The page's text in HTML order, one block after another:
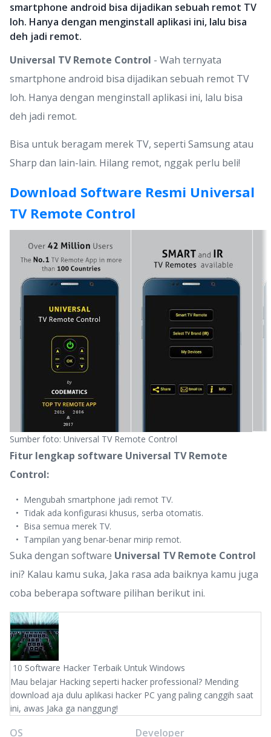
smartphone android bisa dijadikan sebuah remot TV
loh. Hanya dengan menginstall aplikasi ini, lalu bisa
deh jadi remot.
Universal TV Remote Control - Wah ternyata
smartphone android bisa dijadikan sebuah remot TV
loh. Hanya dengan menginstall aplikasi ini, lalu bisa
deh jadi remot.
Bisa untuk beragam merek TV, seperti Samsung atau
Sharp dan lain-lain. Hilang remot, nggak perlu beli!
Download Software Resmi Universal
TV Remote Control
Sumber foto: Universal TV Remote Control
Fitur lengkap software Universal TV Remote
Control:
Mengubah smartphone jadi remot TV.
Tidak ada konfigurasi khusus, serba otomatis.
Bisa semua merek TV.
Tampilan yang benar-benar mirip remot.
Suka dengan software Universal TV Remote Control
ini? Kalau kamu suka, Jaka rasa ada baiknya kamu juga
coba beberapa software pilihan berikut ini.
10 Software Hacker Terbaik Untuk Windows
Mau belajar Hacking seperti hacker professional? Mending
download aja dulu aplikasi hacker PC yang paling canggih saat
ini, awas Jaka ga nanggung!
OS Developer